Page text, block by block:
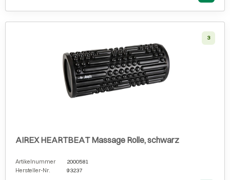
3
AIREX HEARTBEAT Massage Rolle, schwarz
Artikelnummer
2000581
Hersteller-Nr.
93237